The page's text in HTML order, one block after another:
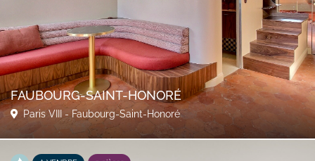
FAUBOURG-SAINT-HONORÉ
Paris VIII - Faubourg-Saint-Honoré